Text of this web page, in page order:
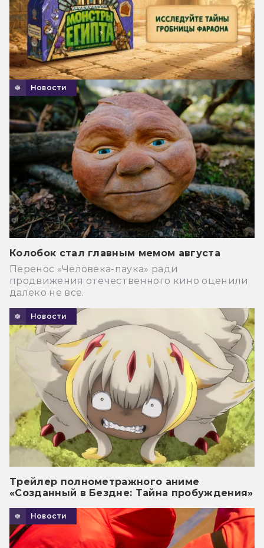
Новости
Колобок стал главным мемом августа
Перенос «Человека-паука» ради
продвижения отечественного кино оценили
далеко не все.
Новости
Трейлер полнометражного аниме
«Созданный в Бездне: Тайна пробуждения»
Новости